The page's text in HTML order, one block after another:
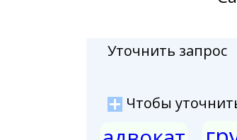
Уточнить запрос
Чтобы